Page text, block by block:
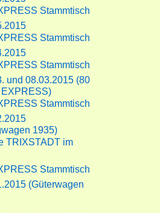
Stammtisch
Stammtisch
Stammtisch
und 08.03.2015 (80
EXPRESS)
Stammtisch
1935)
TRIXSTADT im
Stammtisch
(Güterwagen